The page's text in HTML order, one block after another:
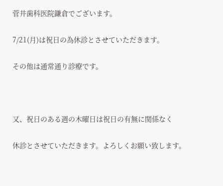
菅井歯科医院鎌倉でございます。
7/21(月)は祝日の為休診とさせていただきます。
その他は通常通り診療です。
又、祝日のある週の木曜日は祝日の有無に関係なく
休診とさせていただきます。よろしくお願い致します。